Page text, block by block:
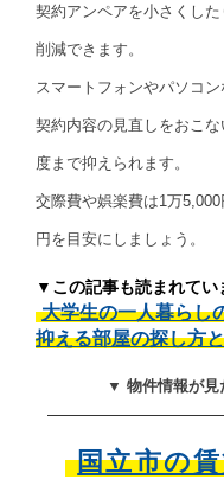
契約アンペアを小さくした
削減できます。
スマートフォンやパソコ
契約内容の見直しをおこ
度まで抑えられます。
交際費や娯楽費は1万
円を目安にしましょう。
▼この記事も読まれてい
大学生の一人暮らし
抑える部屋の探し方
▼ 物件情報が見
国立市の